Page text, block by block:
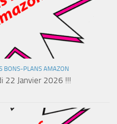
BONS-PLANS AMAZON
22 Janvier 2026 !!!